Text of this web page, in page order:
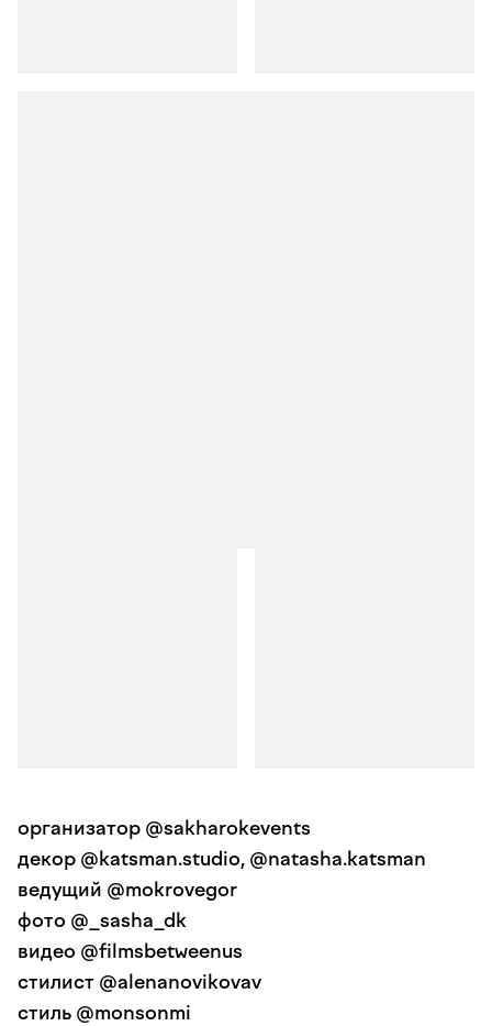
организатор @sakharokevents
декор @katsman.studio, @natasha.katsman
ведущий @mokrovegor
фото @_sasha_dk
видео @filmsbetweenus
стилист @alenanovikovav
стиль @monsonmi